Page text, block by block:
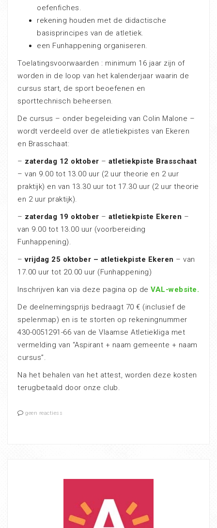
oefenfiches.
rekening houden met de didactische
basisprincipes van de atletiek.
een Funhappening organiseren.
Toelatingsvoorwaarden : minimum 16 jaar zijn of
worden in de loop van het kalenderjaar waarin de
cursus start, de sport beoefenen en
sporttechnisch beheersen.
De cursus – onder begeleiding van Colin Malone –
wordt verdeeld over de atletiekpistes van Ekeren
en Brasschaat:
– zaterdag 12 oktober – atletiekpiste Brasschaat
– van 9.00 tot 13.00 uur (2 uur theorie en 2 uur
praktijk) en van 13.30 uur tot 17.30 uur (2 uur theorie
en 2 uur praktijk).
– zaterdag 19 oktober – atletiekpiste Ekeren –
van 9.00 tot 13.00 uur (voorbereiding
Funhappening).
–vrijdag 25 oktober – atletiekpiste Ekeren – van
17.00 uur tot 20.00 uur (Funhappening)
Inschrijven kan via deze pagina op de VAL-website.
De deelnemingsprijs bedraagt 70 € (inclusief de
spelenmap) en is te storten op rekeningnummer
430-0051291-66 van de Vlaamse Atletiekliga met
vermelding van “Aspirant + naam gemeente + naam
cursus”.
Na het behalen van het attest, worden deze kosten
terugbetaald door onze club.
geen reactiess